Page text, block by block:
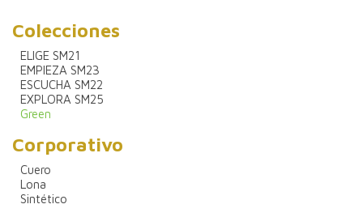
Colecciones
ELIGE SM21
EMPIEZA SM23
ESCUCHA SM22
EXPLORA SM25
Green
Corporativo
Cuero
Lona
Sintético